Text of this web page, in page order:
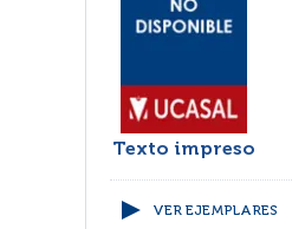
Texto impreso
VER EJEMPLARES